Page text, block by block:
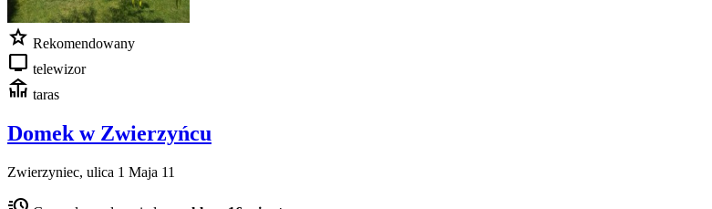
star Rekomendowany
tv telewizor
deck taras
Domek w Zwierzyńcu
Zwierzyniec, ulica 1 Maja 11